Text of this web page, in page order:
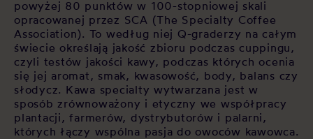
powyżej 80 punktów w 100-stopniowej skali
opracowanej przez SCA (The Specialty Coffee
Association). To według niej Q-graderzy na całym
świecie określają jakość zbioru podczas cuppingu,
czyli testów jakości kawy, podczas których ocenia
się jej aromat, smak, kwasowość, body, balans czy
słodycz. Kawa specialty wytwarzana jest w
sposób zrównoważony i etyczny we współpracy
plantacji, farmerów, dystrybutorów i palarni,
których łączy wspólna pasja do owoców kawowca.